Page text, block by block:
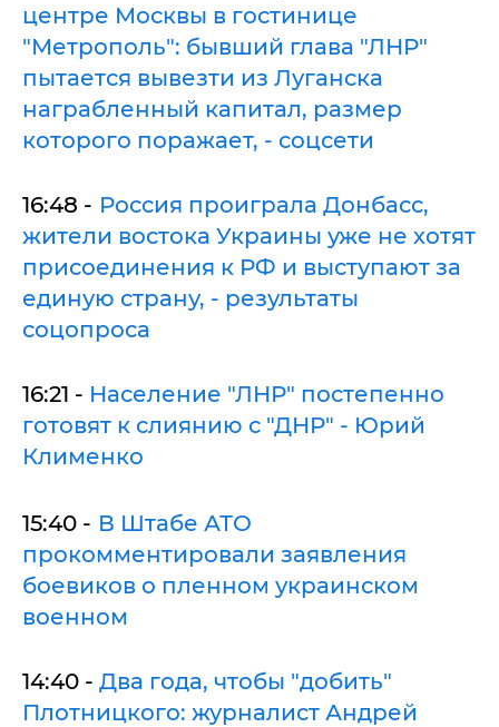
центре Москвы в гостинице
"Метрополь": бывший глава "ЛНР"
пытается вывезти из Луганска
награбленный капитал, размер
которого поражает, - соцсети
16:48 - Россия проиграла Донбасс,
жители востока Украины уже не хотят
присоединения к РФ и выступают за
единую страну, - результаты
соцопроса
16:21 - Население "ЛНР" постепенно
готовят к слиянию с "ДНР" - Юрий
Клименко
15:40 - В Штабе АТО
прокомментировали заявления
боевиков о пленном украинском
военном
14:40 - Два года, чтобы "добить"
Плотницкого: журналист Андрей